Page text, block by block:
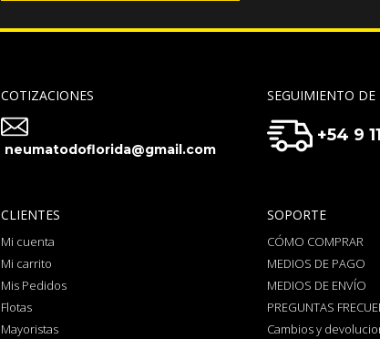
COTIZACIONES
neumatodoflorida@gmail.com
SEGUIMIENTO DE
+54 9
CLIENTES
Mi cuenta
Mi carrito
Mis Pedidos
Flotas
Mayoristas
SOPORTE
CÓMO COMPRAR
MEDIOS DE PAGO
MEDIOS DE ENVÍO
PREGUNTAS
Cambios y